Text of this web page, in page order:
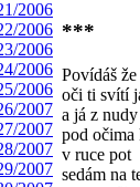
***
Povídáš
oči ti svítí
a já z
pod očima
v ruce pot
sedám na